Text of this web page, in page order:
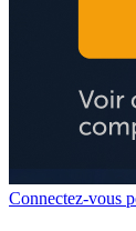
Connectez-vous